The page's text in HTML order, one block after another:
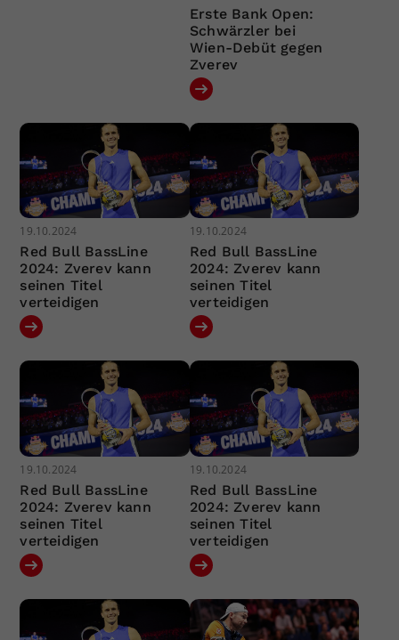
Erste Bank Open:
Schwärzler bei
Wien-Debüt gegen
Zverev
19.10.2024
Red Bull BassLine
2024: Zverev kann
seinen Titel
verteidigen
19.10.2024
Red Bull BassLine
2024: Zverev kann
seinen Titel
verteidigen
19.10.2024
Red Bull BassLine
2024: Zverev kann
seinen Titel
verteidigen
19.10.2024
Red Bull BassLine
2024: Zverev kann
seinen Titel
verteidigen